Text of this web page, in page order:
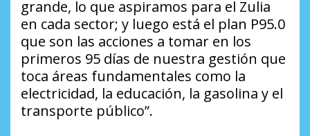
grande, lo que aspiramos para el Zulia
en cada sector; y luego está el plan P95.0
que son las acciones a tomar en los
primeros 95 días de nuestra gestión que
toca áreas fundamentales como la
electricidad, la educación, la gasolina y el
transporte público”.